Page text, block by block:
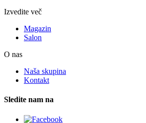
Izvedite več
Magazin
Salon
O nas
Naša skupina
Kontakt
Sledite nam na